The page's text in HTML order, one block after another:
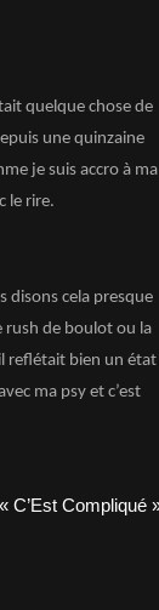
quelque chose de
une quinzaine
je suis accro à ma
le rire.
disons cela presque
rush de boulot ou la
reflétait bien un état
ma psy et c’est